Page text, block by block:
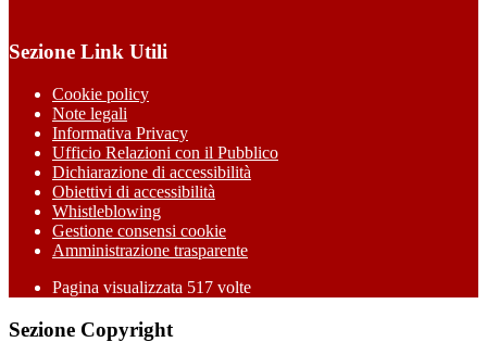
Sezione Link Utili
Cookie policy
Note legali
Informativa Privacy
Ufficio Relazioni con il Pubblico
Dichiarazione di accessibilità
Obiettivi di accessibilità
Whistleblowing
Gestione consensi cookie
Amministrazione trasparente
Pagina visualizzata 517 volte
Sezione Copyright